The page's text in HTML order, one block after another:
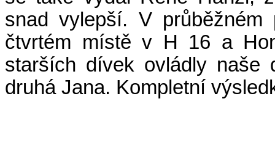
snad vylepší. V
čtvrtém místě v H 16 a
starších dívek ovládly naše
druhá Jana. Kompletní